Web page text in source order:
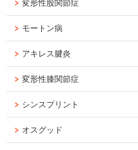
変形性股関節症
モートン病
アキレス腱炎
変形性膝関節症
シンスプリント
オスグッド